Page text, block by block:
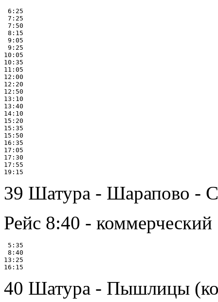
6:25
7:25
7:50
8:15
9:05
9:25
10:05
10:35
11:05
12:00
12:20
12:50
13:10
13:40
14:10
15:20
15:35
15:50
16:35
17:05
17:30
17:55
39 Шатура - Шарапово -
Рейс 8:40 - коммерческий
5:35
8:40
13:25
40 Шатура - Пышлицы